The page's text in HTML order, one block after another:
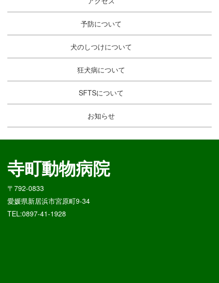
予防について
犬のしつけについて
狂犬病について
SFTSについて
お知らせ
寺町動物病院
〒792-0833
愛媛県新居浜市宮原町9-34
TEL:0897-41-1928